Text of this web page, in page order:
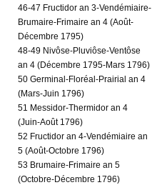
46-47 Fructidor an 3-Vendémiaire-
Brumaire-Frimaire an 4 (Août-
Décembre 1795)
48-49 Nivôse-Pluviôse-Ventôse
an 4 (Décembre 1795-Mars 1796)
50 Germinal-Floréal-Prairial an 4
(Mars-Juin 1796)
51 Messidor-Thermidor an 4
(Juin-Août 1796)
52 Fructidor an 4-Vendémiaire an
5 (Août-Octobre 1796)
53 Brumaire-Frimaire an 5
(Octobre-Décembre 1796)